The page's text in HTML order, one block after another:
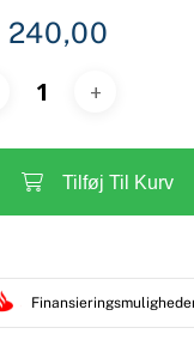
240,00
Tilføj Til Kurv